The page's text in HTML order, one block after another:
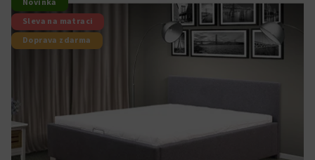
Novinka
Sleva na matraci
Doprava zdarma